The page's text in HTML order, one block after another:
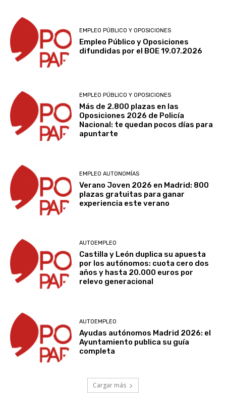
EMPLEO PÚBLICO Y OPOSICIONES
Empleo Público y Oposiciones
difundidas por el BOE 19.07.2026
EMPLEO PÚBLICO Y OPOSICIONES
Más de 2.800 plazas en las
Oposiciones 2026 de Policía
Nacional: te quedan pocos días para
apuntarte
EMPLEO AUTONOMÍAS
Verano Joven 2026 en Madrid: 800
plazas gratuitas para ganar
experiencia este verano
AUTOEMPLEO
Castilla y León duplica su apuesta
por los autónomos: cuota cero dos
años y hasta 20.000 euros por
relevo generacional
AUTOEMPLEO
Ayudas autónomos Madrid 2026: el
Ayuntamiento publica su guía
completa
Cargar más